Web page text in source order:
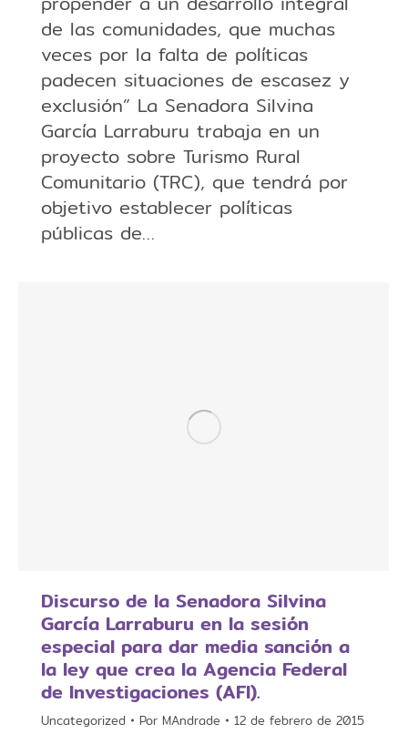
de las comunidades, que muchas
veces por la falta de políticas
padecen situaciones de escasez y
exclusión” La Senadora Silvina
García Larraburu trabaja en un
proyecto sobre Turismo Rural
Comunitario (TRC), que tendrá por
objetivo establecer políticas
públicas de…
Discurso de la Senadora Silvina
García Larraburu en la sesión
especial para dar media sanción a
la ley que crea la Agencia Federal
de Investigaciones (AFI).
Uncategorized Por MAndrade 12 de febrero de 2015